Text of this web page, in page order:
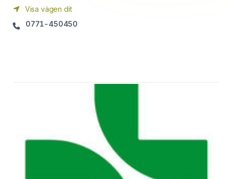
Visa vägen dit
0771-450450